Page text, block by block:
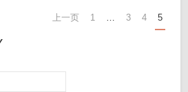
上一页 1 … 3 4 5